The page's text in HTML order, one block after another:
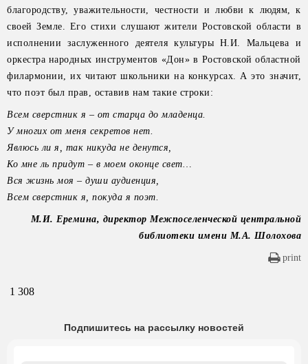
благородству, уважительности, честности и любви к людям, к
своей Земле. Его стихи слушают жители Ростовской области в
исполнении заслуженного деятеля культуры Н.И. Мальцева и
оркестра народных инструментов «Дон» в Ростовской областной
филармонии, их читают школьники на конкурсах. А это значит,
что поэт был прав, оставив нам такие строки:
Всем сверстник я – от старца до младенца.
У многих от меня секретов нет.
Явлюсь ли я, так никуда не денутся,
Ко мне ль придут – в моем оконце свет…
Вся жизнь моя – души аудиенция,
Всем сверстник я, покуда я поэт.
М.И. Еремина, директор Межпоселенческой центральной
библиотеки имени М.А. Шолохова
print
1 308
Подпишитесь на рассылку новостей